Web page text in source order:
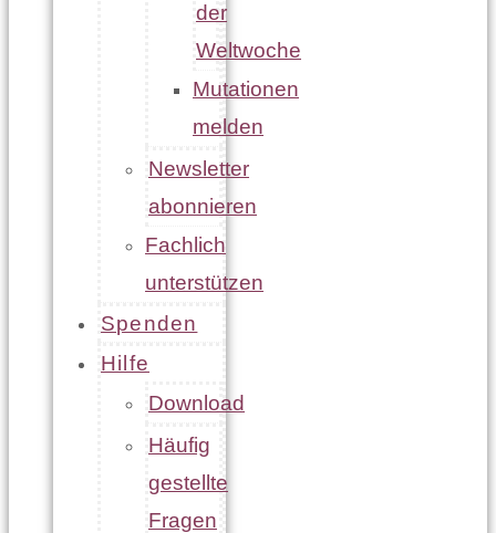
der
Weltwoche
Mutationen
melden
Newsletter
abonnieren
Fachlich
unterstützen
Spenden
Hilfe
Download
Häufig
gestellte
Fragen